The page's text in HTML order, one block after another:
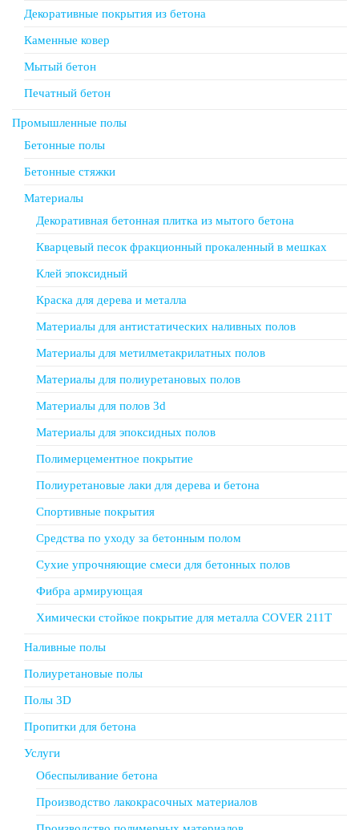
Декоративные покрытия из бетона
Каменные ковер
Мытый бетон
Печатный бетон
Промышленные полы
Бетонные полы
Бетонные стяжки
Материалы
Декоративная бетонная плитка из мытого бетона
Кварцевый песок фракционный прокаленный в мешках
Клей эпоксидный
Краска для дерева и металла
Материалы для антистатических наливных полов
Материалы для метилметакрилатных полов
Материалы для полиуретановых полов
Материалы для полов 3d
Материалы для эпоксидных полов
Полимерцементное покрытие
Полиуретановые лаки для дерева и бетона
Спортивные покрытия
Средства по уходу за бетонным полом
Сухие упрочняющие смеси для бетонных полов
Фибра армирующая
Химически стойкое покрытие для металла COVER 211T
Наливные полы
Полиуретановые полы
Полы 3D
Пропитки для бетона
Услуги
Обеспыливание бетона
Производство лакокрасочных материалов